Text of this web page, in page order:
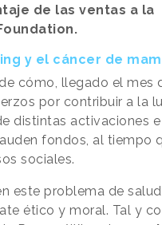
de las ventas a la
y el cáncer de
cómo, llegado el mes
por contribuir a la
distintas activaciones
fondos, al tiempo
sociales.
este problema de
ético y moral. Tal y